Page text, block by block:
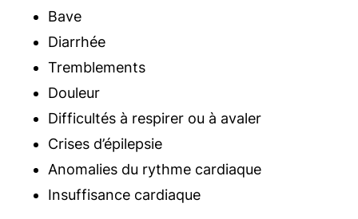
Bave
Diarrhée
Tremblements
Douleur
Difficultés à respirer ou à avaler
Crises d’épilepsie
Anomalies du rythme cardiaque
Insuffisance cardiaque